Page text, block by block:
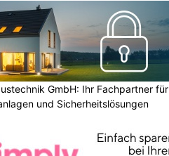
GmbH: Ihr Fachpartner für
und Sicherheitslösungen